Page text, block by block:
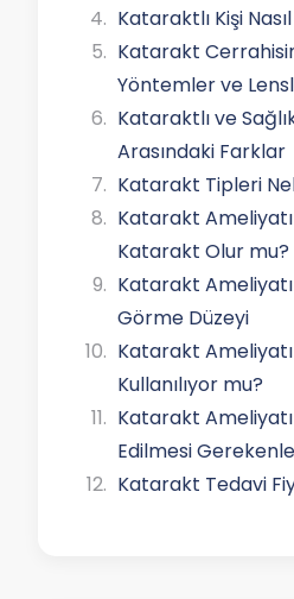
Kataraktlı Kişi
Katarakt
Yöntemler ve
Kataraktlı ve
Arasındaki Farklar
Katarakt Tipleri
Katarakt
Katarakt Olur mu?
Katarakt Ameliyatı
Görme Düzeyi
Katarakt
Kullanılıyor mu?
Katarakt
Edilmesi
Katarakt Tedavi